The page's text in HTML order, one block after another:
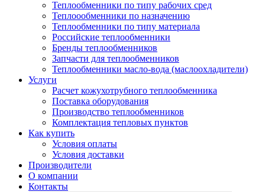
Теплообменники по типу рабочих сред
Теплоообменники по назначению
Теплообменники по типу материала
Российские теплообменники
Бренды теплообменников
Запчасти для теплообменников
Теплообменники масло-вода (маслоохладители)
Услуги
Расчет кожухотрубного теплообменника
Поставка оборудования
Производство теплообменников
Комплектация тепловых пунктов
Как купить
Условия оплаты
Условия доставки
Производители
О компании
Контакты